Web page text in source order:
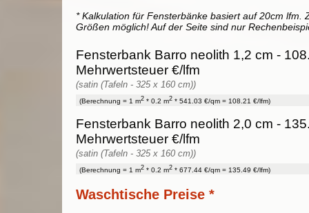
* Kalkulation für Fensterbänke basiert auf 20cm lfm.
Größen möglich! Auf der Seite sind nur
Fensterbank Barro neolith 1,2 cm -
Mehrwertsteuer €/lfm
(satin (Tafeln - 325 x 160 cm))
(Berechnung = 1 m2 * 0.2 m2 * 541.03 €/qm = 108.21 €/lfm)
Fensterbank Barro neolith 2,0 cm -
Mehrwertsteuer €/lfm
(satin (Tafeln - 325 x 160 cm))
(Berechnung = 1 m2 * 0.2 m2 * 677.44 €/qm = 135.49 €/lfm)
Waschtische Preise *